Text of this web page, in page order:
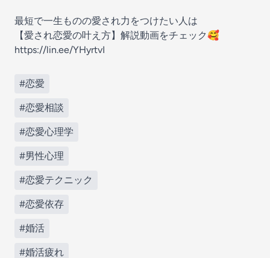
最短で一生ものの愛され力をつけたい人は
【愛され恋愛の叶え方】解説動画をチェック🥰
https://lin.ee/YHyrtvI
#恋愛
#恋愛相談
#恋愛心理学
#男性心理
#恋愛テクニック
#恋愛依存
#婚活
#婚活疲れ